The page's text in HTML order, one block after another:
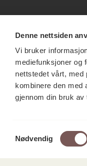
Denne nettsiden
Vi bruker
mediefunksjoner og
nettstedet vårt, med
kombinere den med
gjennom din bruk av
Samtykkevalg
Nødvendig